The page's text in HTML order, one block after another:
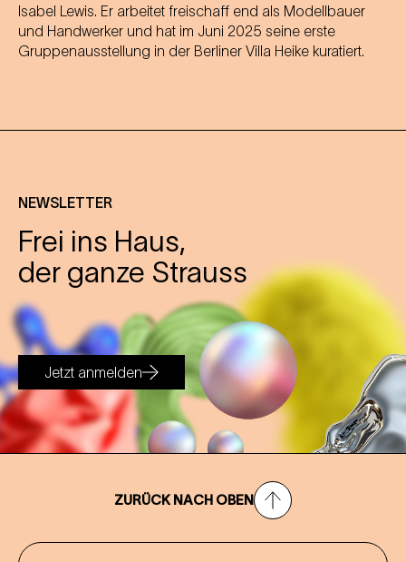
Isabel Lewis. Er arbeitet freischaff end als Modellbauer
und Handwerker und hat im Juni 2025 seine erste
Gruppenausstellung in der Berliner Villa Heike kuratiert.
NEWSLETTER
Frei ins Haus,
der ganze Strauss
Jetzt anmelden
ZURÜCK NACH OBEN